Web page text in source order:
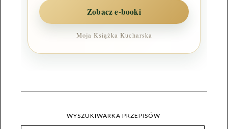
Zobacz e-booki
Moja Książka Kucharska
WYSZUKIWARKA PRZEPISÓW